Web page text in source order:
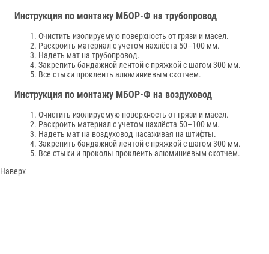
Инструкция по монтажу МБОР-Ф на трубопровод
Очистить изолируемую поверхность от грязи и масел.
Раскроить материал с учетом нахлёста 50–100 мм.
Надеть мат на трубопровод.
Закрепить бандажной лентой с пряжкой с шагом 300 мм.
Все стыки проклеить алюминиевым скотчем.
Инструкция по монтажу МБОР-Ф на воздуховод
Очистить изолируемую поверхность от грязи и масел.
Раскроить материал с учетом нахлёста 50–100 мм.
Надеть мат на воздуховод насаживая на штифты.
Закрепить бандажной лентой с пряжкой с шагом 300 мм.
Все стыки и проколы проклеить алюминиевым скотчем.
Наверх